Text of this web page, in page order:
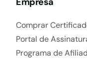
Comprar
Portal de
Programa de